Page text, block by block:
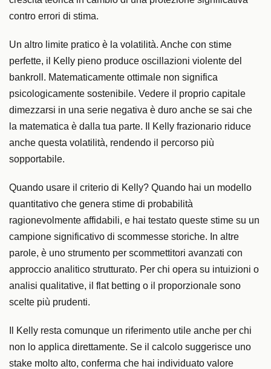
contro errori di stima.
Un altro limite pratico è la volatilità. Anche con stime
perfette, il Kelly pieno produce oscillazioni violente del
bankroll. Matematicamente ottimale non significa
psicologicamente sostenibile. Vedere il proprio capitale
dimezzarsi in una serie negativa è duro anche se sai che
la matematica è dalla tua parte. Il Kelly frazionario riduce
anche questa volatilità, rendendo il percorso più
sopportabile.
Quando usare il criterio di Kelly? Quando hai un modello
quantitativo che genera stime di probabilità
ragionevolmente affidabili, e hai testato queste stime su un
campione significativo di scommesse storiche. In altre
parole, è uno strumento per scommettitori avanzati con
approccio analitico strutturato. Per chi opera su intuizioni o
analisi qualitative, il flat betting o il proporzionale sono
scelte più prudenti.
Il Kelly resta comunque un riferimento utile anche per chi
non lo applica direttamente. Se il calcolo suggerisce uno
stake molto alto, conferma che hai individuato valore